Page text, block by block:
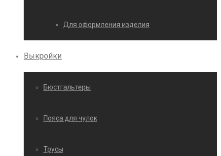
Для оформления изделия
Выкройки
Бюстгальтеры
Пояса для чулок
Трусы